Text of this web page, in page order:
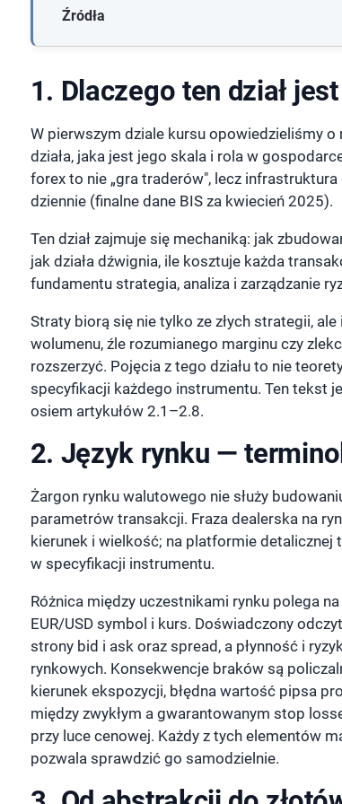
Źródła
1. Dlaczego ten dział
W pierwszym dziale kursu opowiedzieliśmy
działa, jaka jest jego skala i rola w
forex to nie „gra traderów", lecz
dziennie (finalne dane BIS za kwiecień 2025).
Ten dział zajmuje się mechaniką: jak
jak działa dźwignia, ile kosztuje każda
fundamentu strategia, analiza i zarządzanie
Straty biorą się nie tylko ze złych strategii,
wolumenu, źle rozumianego marginu czy
rozszerzyć. Pojęcia z tego działu to nie
specyfikacji każdego instrumentu. Ten tekst
osiem artykułów 2.1–2.8.
2. Język rynku —
Żargon rynku walutowego nie służy
parametrów transakcji. Fraza dealerska na
kierunek i wielkość; na platformie
w specyfikacji instrumentu.
Różnica między uczestnikami rynku polega
EUR/USD symbol i kurs. Doświadczony
strony bid i ask oraz spread, a płynność i
rynkowych. Konsekwencje braków są
kierunek ekspozycji, błędna wartość pipsa
między zwykłym a gwarantowanym stop
przy luce cenowej. Każdy z tych elementów
pozwala sprawdzić go samodzielnie.